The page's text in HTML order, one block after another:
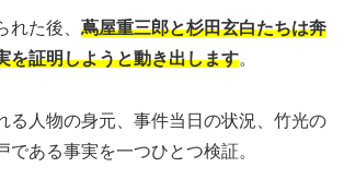
れた後、 蔦屋重三郎と杉田玄白たちは奔
を証明しようと動き出します。
る人物の身元、事件当日の状況、竹光の
である事実を一つひとつ検証。